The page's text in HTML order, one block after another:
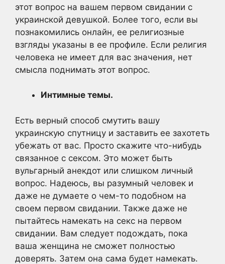
этот вопрос на вашем первом свидании с
украинской девушкой. Более того, если вы
познакомились онлайн, ее религиозные
взгляды указаны в ее профиле. Если религия
человека не имеет для вас значения, нет
смысла поднимать этот вопрос.
Интимные темы.
Есть верный способ смутить вашу
украинскую спутницу и заставить ее захотеть
убежать от вас. Просто скажите что-нибудь
связанное с сексом. Это может быть
вульгарный анекдот или слишком личный
вопрос. Надеюсь, вы разумный человек и
даже не думаете о чем-то подобном на
своем первом свидании. Также даже не
пытайтесь намекать на секс на первом
свидании. Вам следует подождать, пока
ваша женщина не сможет полностью
доверять. Затем она сама будет намекать.